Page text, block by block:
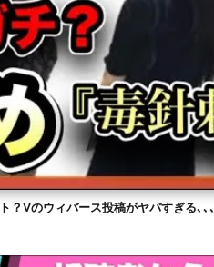
？Vのウィバース投稿がヤバすぎる､､､